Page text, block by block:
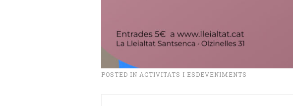
POSTED IN ACTIVITATS I ESDEVENIMENTS